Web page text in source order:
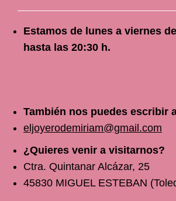
Estamos de lunes a viernes
hasta las 20:30 h.
También nos puedes escribir
eljoyerodemiriam@gmail.com
¿Quieres venir a visitarnos?
Ctra. Quintanar Alcázar, 25
45830 MIGUEL ESTEBAN